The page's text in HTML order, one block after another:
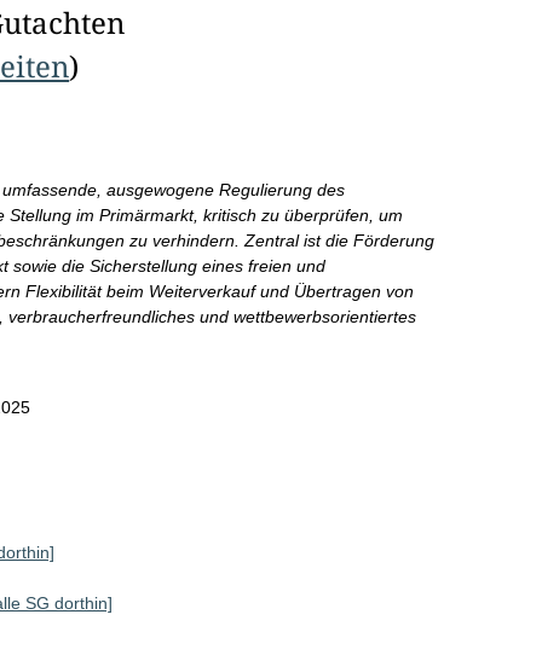
)
ausgewogene Regulierung des
im Primärmarkt, kritisch zu überprüfen, um
zu verhindern. Zentral ist die Förderung
sowie die Sicherstellung eines freien und
Flexibilität beim Weiterverkauf und Übertragen von
und wettbewerbsorientiertes
SG dorthin]